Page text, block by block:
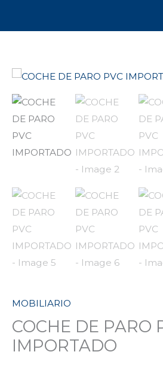
MOBILIARIO
COCHE DE PARO
IMPORTADO
COCHE
DE
PARO
PVC
IMPORTADO
cantidad